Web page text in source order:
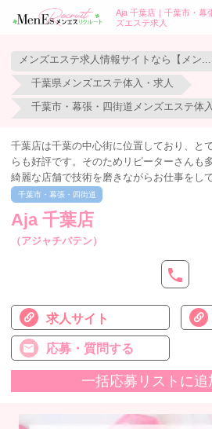
Aja 千葉店｜千葉市・幕
ズエステ求人
千葉県メンズエステ体入・求人
千葉店は千葉の中心街に位置しており、と
らも好評です。そのためリピーターさんも
綺麗な店舗で技術を磨きながらお仕事をし
千葉市・幕張・四街道
Aja 千葉店
（アジャチバテン）
求人サイト
応募・質問する
一括応募リストに追